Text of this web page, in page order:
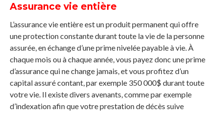
Assurance vie entière
L’assurance vie entière est un produit permanent qui offre
une protection constante durant toute la vie de la personne
assurée, en échange d’une prime nivelée payable à vie. À
chaque mois ou à chaque année, vous payez donc une prime
d’assurance qui ne change jamais, et vous profitez d’un
capital assuré contant, par exemple 350 000$ durant toute
votre vie. Il existe divers avenants, comme par exemple
d’indexation afin que votre prestation de décès suive